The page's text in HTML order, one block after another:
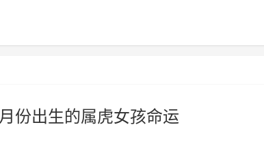
份出生的属虎女孩命运